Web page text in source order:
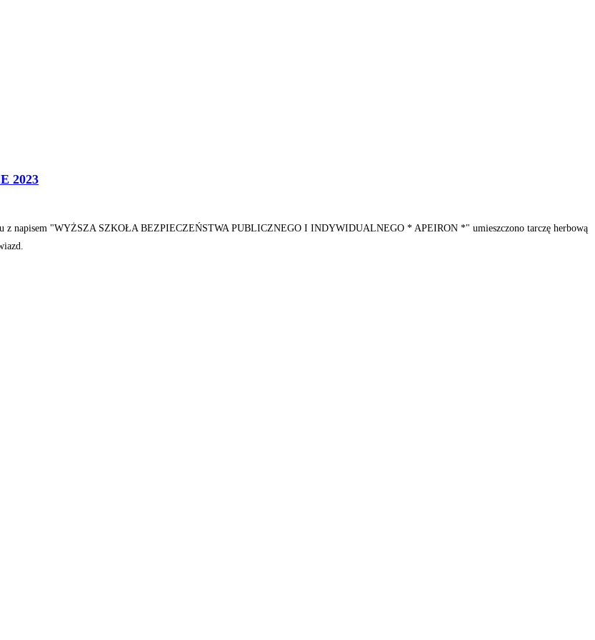
2023